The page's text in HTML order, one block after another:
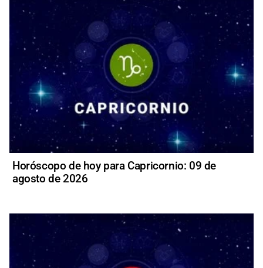
Horóscopo de hoy para Capricornio: 09 de
agosto de 2026